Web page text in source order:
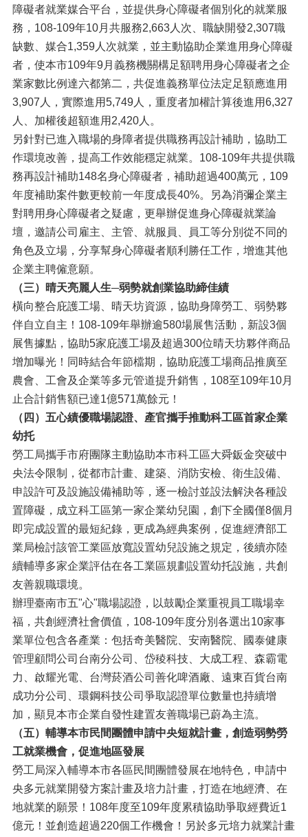
障礙者就業媒合平台，並提供身心障礙者個別化的就業服
務，108-109年10月共服務2,663人次、職缺開發2,307職
缺數、媒合1,359人次就業，並主動協助企業進用身心障礙
者，使本市109年9月義務機關構足額聘用身心障礙者之企
業家數比例達六都第二，共促進義務單位法定足額應進用
3,907人，實際進用5,749人，重度者加權計算後進用6,327
人、加權後超額進用2,420人。
另針對已進入職場的身障者提供職務再設計補助，協助工
作環境改善，提高工作效能穩定就業。108-109年共提供職
務再設計補助148名身心障礙者，補助超過400萬元，109
年度補助案件數更較前一年度成長40%。另為消彌企業主
對聘用身心障礙者之疑慮，更舉辦促進身心障礙就業論
壇，邀請公司雇主、主管、就服員、員工等分別從不同的
角色及立場，分享幫身心障礙者順利勝任工作，增進其他
企業主聘僱意願。
（三）晴天亮麗人生─弱勢就創業協助締佳績
橫向整合庇護工場、晴天坊資源，協助身障勞工、弱勢夥
伴自立自主！108-109年舉辦逾580場展售活動，新設3個
展售據點，協助5家庇護工場及超過300位晴天坊夥伴商品
增加曝光！同時結合年節檔期，協助庇護工場商品推廣至
農會、工會及企業等多元管道提升銷售，108至109年10月
止合計銷售額已達1億571萬餘元！
（四）五心績優職場認證、產官攜手推動科工區首家企業
幼托
勞工局攜手市府團隊主動協助本市科工區大舜鈑金突破中
央法令限制，從都市計畫、建築、消防安檢、衛生設備、
申設許可及設施設備補助等，逐一檢討並設法解決各種設
置障礙，成立科工區第一家企業幼兒園，創下全國僅8個月
即完成設置的最短紀錄，更成為經典案例，促進經濟部工
業局檢討該管工業區放寬設置幼兒設施之規定，後續亦陸
續輔導多家企業評估在各工業區規劃設置幼托設施，共創
友善親職環境。
辦理臺南市五"心"職場認證，以鼓勵企業重視員工職場幸
福，共創經濟社會價值，108-109年度分別各選出10家事
業單位包含各產業：包括奇美醫院、安南醫院、國泰健康
管理顧問公司台南分公司、岱稜科技、大成工程、森霸電
力、啟耀光電、台灣菸酒公司善化啤酒廠、遠東百貨台南
成功分公司、環鋼科技公司爭取認證單位數量也持續增
加，顯見本市企業自發性建置友善職場已蔚為主流。
（五）輔導本市民間團體申請中央短就計畫，創造弱勢勞
工就業機會，促進地區發展
勞工局深入輔導本市各區民間團體發展在地特色，申請中
央多元就業開發方案計畫及培力計畫，打造在地經濟、在
地就業的願景！108年度至109年度累積協助爭取經費近1
億元！並創造超過220個工作機會！另於多元培力就業計畫